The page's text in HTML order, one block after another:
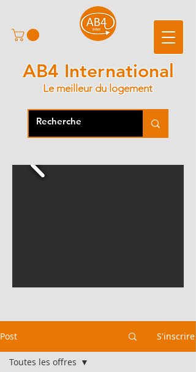
AB4 International
Le meilleur du logement
Post S'inscrire
Toutes les offres